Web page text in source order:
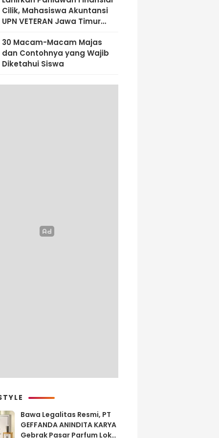
Cilik, Mahasiswa Akuntansi
UPN VETERAN Jawa Timur
Dengan Literasi Keuangan
Sejak Dini
30 Macam-Macam Majas
dan Contohnya yang Wajib
Diketahui Siswa
Bawa Legalitas Resmi, PT
GEFFANDA ANINDITA KARYA
Gebrak Pasar Parfum Lokal